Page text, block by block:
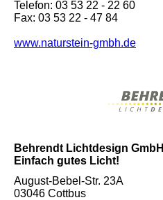
Telefon: 03 53 22 - 22 60
Fax: 03 53 22 - 47 84
www.naturstein-gmbh.de
Behrendt Lichtdesign GmbH
Einfach gutes Licht!
August-Bebel-Str. 23A
03046 Cottbus